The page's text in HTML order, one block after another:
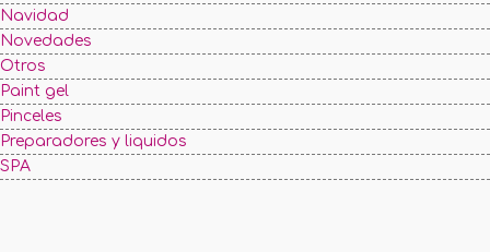
Navidad
Novedades
Otros
Paint gel
Pinceles
Preparadores y liquidos
SPA